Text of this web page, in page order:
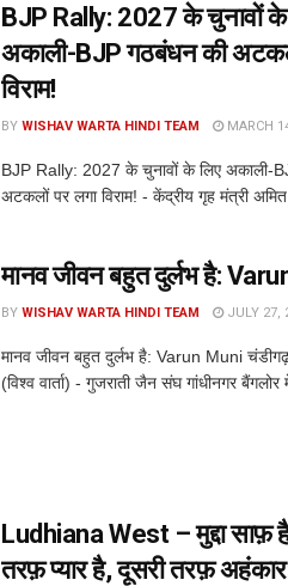
BJP Rally: 2027 के चुनावों के
अकाली-BJP गठबंधन की
विराम!
BY WISHAV WARTA HINDI TEAM MARCH
BJP Rally: 2027 के चुनावों के लिए अकाली-
अटकलों पर लगा विराम! - केंद्रीय गृह मंत्री अमित
मानव जीवन बहुत दुर्लभ है:
BY WISHAV WARTA HINDI TEAM JULY 27,
मानव जीवन बहुत दुर्लभ है: Varun Muni
(विश्व वार्ता) - गुजराती जैन संघ गांधीनगर बैंगलोर में
Ludhiana West – मुद्दा साफ़
तरफ़ प्यार है, दूसरी तरफ़